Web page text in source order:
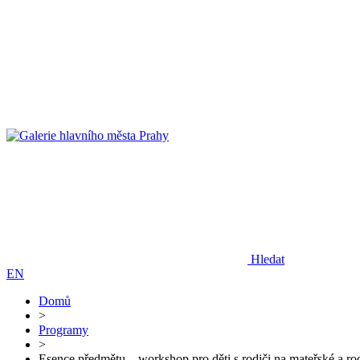
Hledat
EN
Domů
>
Programy
>